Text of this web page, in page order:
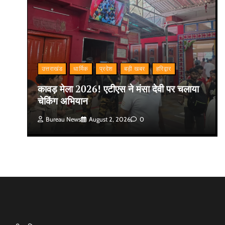
उत्तराखंड धार्मिक प्रदेश बड़ी खबर हरिद्वार
कावड़ मेला 2026! एटीएस ने मंसा देवी पर चलाया
चेकिंग अभियान
Bureau News August 2, 2026 0